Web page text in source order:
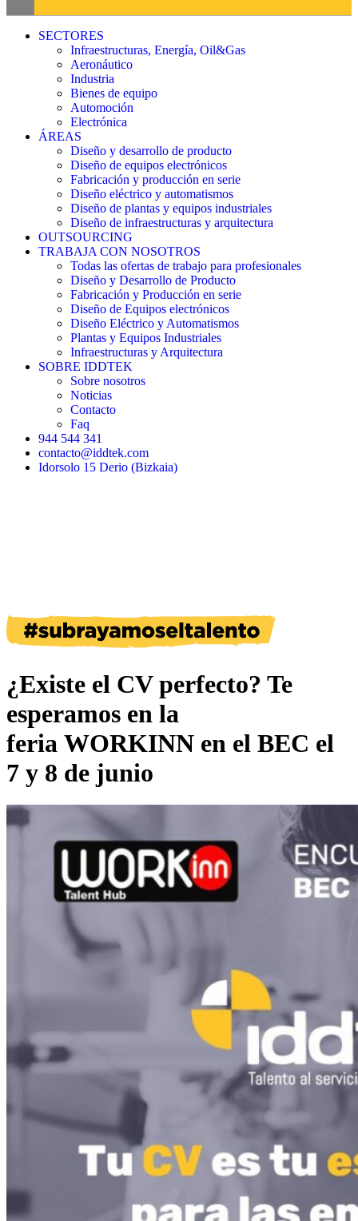
SECTORES
Infraestructuras, Energía, Oil&Gas
Aeronáutico
Industria
Bienes de equipo
Automoción
Electrónica
ÁREAS
Diseño y desarrollo de producto
Diseño de equipos electrónicos
Fabricación y producción en serie
Diseño eléctrico y automatismos
Diseño de plantas y equipos industriales
Diseño de infraestructuras y arquitectura
OUTSOURCING
TRABAJA CON NOSOTROS
Todas las ofertas de trabajo para profesionales
Diseño y Desarrollo de Producto
Fabricación y Producción en serie
Diseño de Equipos electrónicos
Diseño Eléctrico y Automatismos
Plantas y Equipos Industriales
Infraestructuras y Arquitectura
SOBRE IDDTEK
Sobre nosotros
Noticias
Contacto
Faq
944 544 341
contacto@iddtek.com
Idorsolo 15 Derio (Bizkaia)
¿Existe el CV perfecto? Te
esperamos en la
feria WORKINN en el BEC el
7 y 8 de junio